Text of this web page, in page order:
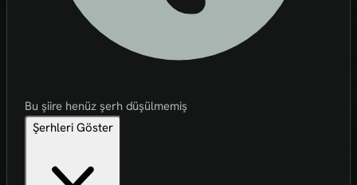
Bu şiire henüz şerh düşülmemiş
Şerhleri Göster